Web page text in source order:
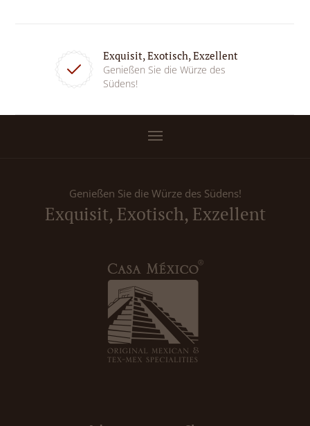
Exquisit, Exotisch, Exzellent
Genießen Sie die Würze des
Südens!
Genießen Sie die Würze des Südens!
Exquisit, Exotisch, Exzellent